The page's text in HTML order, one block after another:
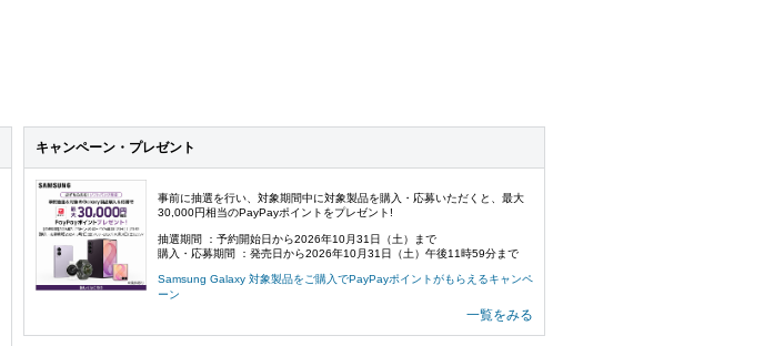
キャンペーン・プレゼント
事前に抽選を行い、対象期間中に対象製品を購入・応募いただくと、最大
30,000円相当のPayPayポイントをプレゼント!
抽選期間 ：予約開始日から2026年10月31日（土）まで
購入・応募期間 ：発売日から2026年10月31日（土）午後11時59分まで
Samsung Galaxy 対象製品をご購入でPayPayポイントがもらえるキャンペ
ーン
一覧をみる